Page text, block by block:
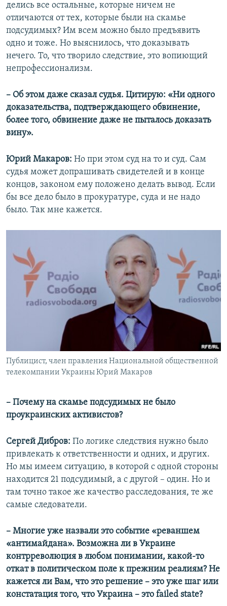
делись все остальные, которые ничем не
отличаются от тех, которые были на скамье
подсудимых? Им всем можно было предъявить
одно и тоже. Но выяснилось, что доказывать
нечего. То, что творило следствие, это вопиющий
непрофессионализм.
– Об этом даже сказал судья. Цитирую: «Ни одного
доказательства, подтверждающего обвинение,
более того, обвинение даже не пыталось доказать
вину».
Юрий Макаров: Но при этом суд на то и суд. Сам
судья может допрашивать свидетелей и в конце
концов, законом ему положено делать вывод. Если
бы все дело было в прокуратуре, суда и не надо
было. Так мне кажется.
Публицист, член правления Национальной общественной
телекомпании Украины Юрий Макаров
– Почему на скамье подсудимых не было
проукраинских активистов?
Сергей Дибров: По логике следствия нужно было
привлекать к ответственности и одних, и других.
Но мы имеем ситуацию, в которой с одной стороны
находится 21 подсудимый, а с другой – один. Но и
там точно такое же качество расследования, те же
самые следователи.
– Многие уже назвали это событие «реваншем
«антимайдана». Возможна ли в Украине
контрреволюция в любом понимании, какой-то
откат в политическом поле к прежним реалиям? Не
кажется ли Вам, что это решение – это уже шаг или
констатация того, что Украина – это failed state?